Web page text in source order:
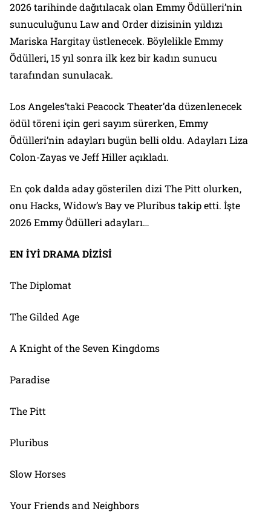
2026 tarihinde dağıtılacak olan Emmy Ödülleri’nin
sunuculuğunu Law and Order dizisinin yıldızı
Mariska Hargitay üstlenecek. Böylelikle Emmy
Ödülleri, 15 yıl sonra ilk kez bir kadın sunucu
tarafından sunulacak.
Los Angeles’taki Peacock Theater’da düzenlenecek
ödül töreni için geri sayım sürerken, Emmy
Ödülleri’nin adayları bugün belli oldu. Adayları Liza
Colon-Zayas ve Jeff Hiller açıkladı.
En çok dalda aday gösterilen dizi The Pitt olurken,
onu Hacks, Widow’s Bay ve Pluribus takip etti. İşte
2026 Emmy Ödülleri adayları…
EN İYİ DRAMA DİZİSİ
The Diplomat
The Gilded Age
A Knight of the Seven Kingdoms
Paradise
The Pitt
Pluribus
Slow Horses
Your Friends and Neighbors